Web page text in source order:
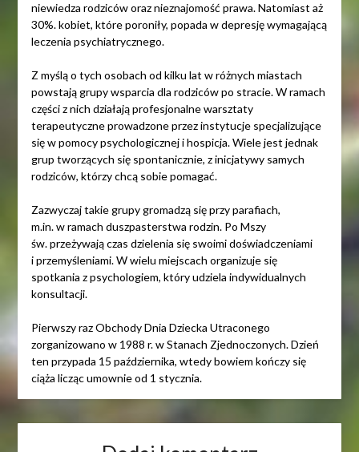
niewiedza rodziców oraz nieznajomość prawa. Natomiast aż
30%. kobiet, które poroniły, popada w depresję wymagającą
leczenia psychiatrycznego.
Z myślą o tych osobach od kilku lat w różnych miastach
powstają grupy wsparcia dla rodziców po stracie. W ramach
części z nich działają profesjonalne warsztaty
terapeutyczne prowadzone przez instytucje specjalizujące
się w pomocy psychologicznej i hospicja. Wiele jest jednak
grup tworzących się spontanicznie, z inicjatywy samych
rodziców, którzy chcą sobie pomagać.
Zazwyczaj takie grupy gromadzą się przy parafiach,
m.in. w ramach duszpasterstwa rodzin. Po Mszy
św. przeżywają czas dzielenia się swoimi doświadczeniami
i przemyśleniami. W wielu miejscach organizuje się
spotkania z psychologiem, który udziela indywidualnych
konsultacji.
Pierwszy raz Obchody Dnia Dziecka Utraconego
zorganizowano w 1988 r. w Stanach Zjednoczonych. Dzień
ten przypada 15 października, wtedy bowiem kończy się
ciąża licząc umownie od 1 stycznia.